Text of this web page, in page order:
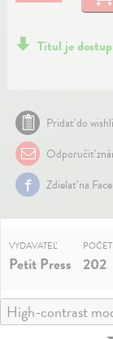
Titul je
Pridať do
Odporučiť
Zdielať na
VYDAVATEĽ
Petit Press 202
High-contrast